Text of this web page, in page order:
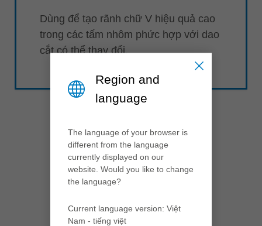
Dùng để tạo rãnh chữ V hiệu quả cao
trong các tấm nhôm phức hợp với dao
cắt có thể thay đổi.
2017
Region and
language
The language of your browser is
different from the language
currently displayed on our
website. Would you like to change
the language?
Current language version: Việt
Nam - tiếng việt